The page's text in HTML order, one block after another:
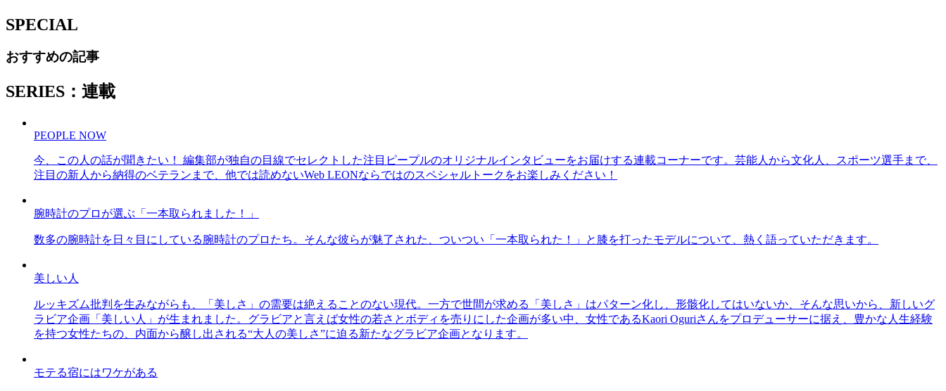
SPECIAL
おすすめの記事
SERIES：連載
PEOPLE NOW
今、この人の話が聞きたい！ 編集部が独自の目線でセレクトした注目ピープルのオリジナルインタビューをお届けする連載コーナーです。芸能人から文化人、スポーツ選手まで、
注目の新人から納得のベテランまで、他では読めないWeb LEONならではのスペシャルトークをお楽しみください！
腕時計のプロが選ぶ「一本取られました！」
数多の腕時計を日々目にしている腕時計のプロたち。そんな彼らが魅了された、ついつい「一本取られた！」と膝を打ったモデルについて、熱く語っていただきます。
美しい人
ルッキズム批判を生みながらも、「美しさ」の需要は絶えることのない現代。一方で世間が求める「美しさ」はパターン化し、形骸化してはいないか、そんな思いから、新しいグ
ラビア企画「美しい人」が生まれました。グラビアと言えば女性の若さとボディを売りにした企画が多い中、女性であるKaori Oguriさんをプロデューサーに据え、豊かな人生経験
を持つ女性たちの、内面から醸し出される“大人の美しさ”に迫る新たなグラビア企画となります。
モテる宿にはワケがある